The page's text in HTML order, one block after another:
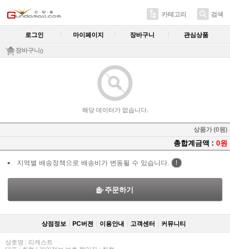
카테고리 검색
로그인 마이페이지 장바구니 관심상품
장바구니 ()
해당 데이터가 없습니다.
상품가 (0원)
총합계금액 : 0원
지역별 배송정책으로 배송비가 변동될 수 있습니다. !
주문하기
상점정보 PC버젼 이용안내 고객센터 커뮤니티
상호명 : 리캐스트